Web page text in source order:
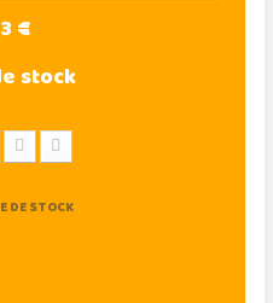
€
stock
DE STOCK